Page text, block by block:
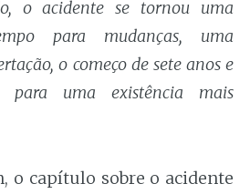
o acidente se tornou uma
para mudanças, uma
o começo de sete anos e
para uma existência mais
o capítulo sobre o acidente